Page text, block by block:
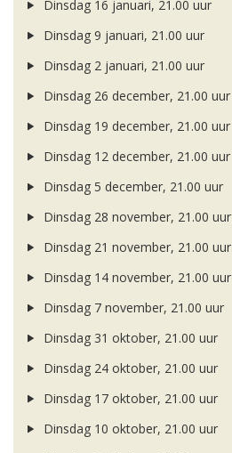
Dinsdag 16 januari, 21.00 uur
Dinsdag 9 januari, 21.00 uur
Dinsdag 2 januari, 21.00 uur
Dinsdag 26 december, 21.00 uur
Dinsdag 19 december, 21.00 uur
Dinsdag 12 december, 21.00 uur
Dinsdag 5 december, 21.00 uur
Dinsdag 28 november, 21.00 uur
Dinsdag 21 november, 21.00 uur
Dinsdag 14 november, 21.00 uur
Dinsdag 7 november, 21.00 uur
Dinsdag 31 oktober, 21.00 uur
Dinsdag 24 oktober, 21.00 uur
Dinsdag 17 oktober, 21.00 uur
Dinsdag 10 oktober, 21.00 uur